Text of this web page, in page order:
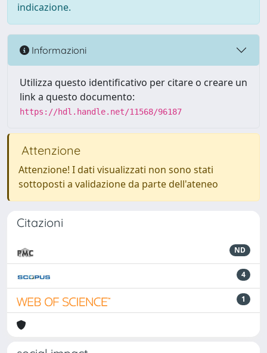
indicazione.
Informazioni
Utilizza questo identificativo per citare o creare un
link a questo documento:
https://hdl.handle.net/11568/96187
Attenzione
Attenzione! I dati visualizzati non sono stati
sottoposti a validazione da parte dell'ateneo
Citazioni
ND
4
1